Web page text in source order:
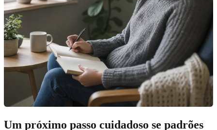
Um próximo passo cuidadoso se padrões